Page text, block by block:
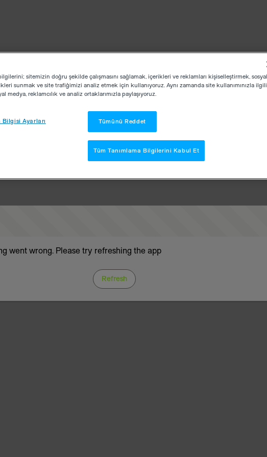
went wrong. Please try refreshing the app
Refresh
bilgilerini; sitemizin doğru şekilde çalışmasını sağlamak, içerikleri ve reklamları kişiselleştirmek, sosyal
sunmak ve site trafiğimizi analiz etmek için kullanıyoruz. Aynı zamanda site kullanımınızla ilgili
medya, reklamcılık ve analiz ortaklarımızla paylaşıyoruz.
Bilgisi Ayarları Tümünü Reddet
Tüm Tanımlama Bilgilerini Kabul Et